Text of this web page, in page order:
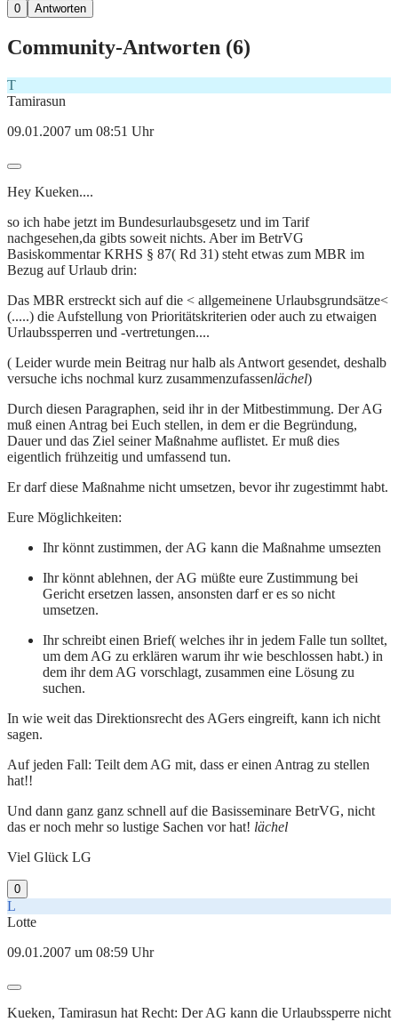
0 Antworten
Community-Antworten (6)
T
Tamirasun
09.01.2007 um 08:51 Uhr
Hey Kueken....
so ich habe jetzt im Bundesurlaubsgesetz und im Tarif
nachgesehen,da gibts soweit nichts. Aber im BetrVG
Basiskommentar KRHS § 87( Rd 31) steht etwas zum MBR im
Bezug auf Urlaub drin:
Das MBR erstreckt sich auf die < allgemeinene Urlaubsgrundsätze<
(.....) die Aufstellung von Prioritätskriterien oder auch zu etwaigen
Urlaubssperren und -vertretungen....
( Leider wurde mein Beitrag nur halb als Antwort gesendet, deshalb
versuche ichs nochmal kurz zusammenzufassenlächel)
Durch diesen Paragraphen, seid ihr in der Mitbestimmung. Der AG
muß einen Antrag bei Euch stellen, in dem er die Begründung,
Dauer und das Ziel seiner Maßnahme auflistet. Er muß dies
eigentlich frühzeitig und umfassend tun.
Er darf diese Maßnahme nicht umsetzen, bevor ihr zugestimmt habt.
Eure Möglichkeiten:
Ihr könnt zustimmen, der AG kann die Maßnahme umsezten
Ihr könnt ablehnen, der AG müßte eure Zustimmung bei
Gericht ersetzen lassen, ansonsten darf er es so nicht
umsetzen.
Ihr schreibt einen Brief( welches ihr in jedem Falle tun solltet,
um dem AG zu erklären warum ihr wie beschlossen habt.) in
dem ihr dem AG vorschlagt, zusammen eine Lösung zu
suchen.
In wie weit das Direktionsrecht des AGers eingreift, kann ich nicht
sagen.
Auf jeden Fall: Teilt dem AG mit, dass er einen Antrag zu stellen
hat!!
Und dann ganz ganz schnell auf die Basisseminare BetrVG, nicht
das er noch mehr so lustige Sachen vor hat! lächel
Viel Glück LG
0
L
Lotte
09.01.2007 um 08:59 Uhr
Kueken, Tamirasun hat Recht: Der AG kann die Urlaubssperre nicht